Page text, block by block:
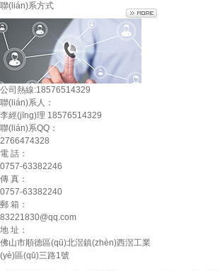
聯(lián)系方式
公司熱線:18576514329
聯(lián)系人：
李經(jīng)理 18576514329
聯(lián)系QQ：
2766474328
電 話：
0757-63382246
傳 真：
0757-63382240
郵 箱：
83221830@qq.com
地 址：
佛山市順德區(qū)北滘鎮(zhèn)西滘工業
(yè)區(qū)三路1號